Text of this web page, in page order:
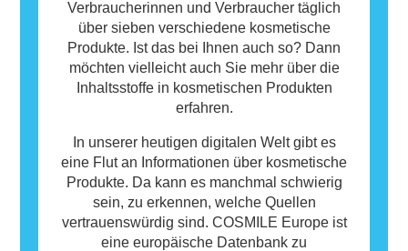
Verbraucherinnen und Verbraucher täglich
über sieben verschiedene kosmetische
Produkte. Ist das bei Ihnen auch so? Dann
möchten vielleicht auch Sie mehr über die
Inhaltsstoffe in kosmetischen Produkten
erfahren.
In unserer heutigen digitalen Welt gibt es
eine Flut an Informationen über kosmetische
Produkte. Da kann es manchmal schwierig
sein, zu erkennen, welche Quellen
vertrauenswürdig sind. COSMILE Europe ist
eine europäische Datenbank zu